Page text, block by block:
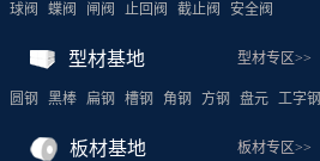
球阀 蝶阀 闸阀 止回阀 截止阀 安全阀
型材基地 型材专区>>
圆钢 黑棒 扁钢 槽钢 角钢 方钢 盘元 工字钢
板材基地 板材专区>>